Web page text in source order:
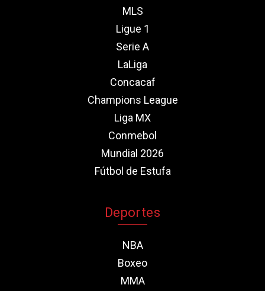
MLS
Ligue 1
Serie A
LaLiga
Concacaf
Champions League
Liga MX
Conmebol
Mundial 2026
Fútbol de Estufa
Deportes
NBA
Boxeo
MMA